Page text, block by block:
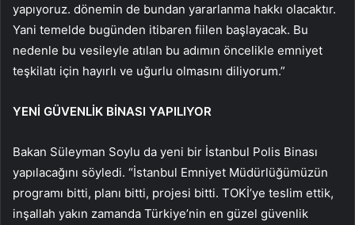
yapıyoruz. dönemin de bundan yararlanma hakkı olacaktır.
Yani temelde bugünden itibaren fiilen başlayacak. Bu
nedenle bu vesileyle atılan bu adımın öncelikle emniyet
teşkilatı için hayırlı ve uğurlu olmasını diliyorum.”
YENİ GÜVENLİK BİNASI YAPILIYOR
Bakan Süleyman Soylu da yeni bir İstanbul Polis Binası
yapılacağını söyledi. “İstanbul Emniyet Müdürlüğümüzün
programı bitti, planı bitti, projesi bitti. TOKİ’ye teslim ettik,
inşallah yakın zamanda Türkiye’nin en güzel güvenlik